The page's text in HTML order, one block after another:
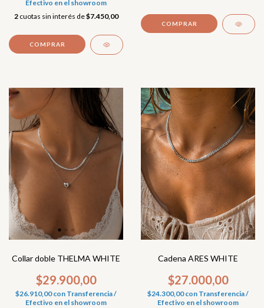
Efectivo en el showroom
2 cuotas sin interés de$7.450,00
Collar doble THELMA WHITE
$29.900,00
$26.910,00con Transferencia /
Efectivo en el showroom
Cadena ARES WHITE
$27.000,00
$24.300,00con Transferencia /
Efectivo en el showroom